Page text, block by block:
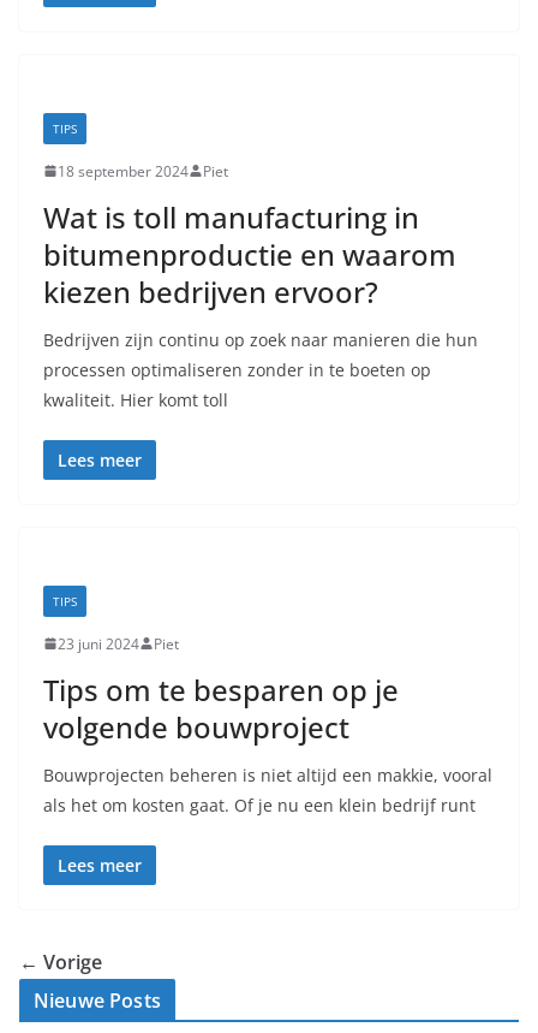
TIPS
18 september 2024 Piet
Wat is toll manufacturing in
bitumenproductie en waarom
kiezen bedrijven ervoor?
Bedrijven zijn continu op zoek naar manieren die hun
processen optimaliseren zonder in te boeten op
kwaliteit. Hier komt toll
Lees meer
TIPS
23 juni 2024 Piet
Tips om te besparen op je
volgende bouwproject
Bouwprojecten beheren is niet altijd een makkie, vooral
als het om kosten gaat. Of je nu een klein bedrijf runt
Lees meer
← Vorige
Nieuwe Posts